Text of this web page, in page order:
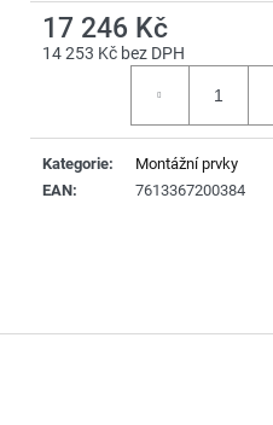
17 246 Kč
14 253 Kč bez DPH
Kategorie:
Montážní prvky
EAN: 7613367200384